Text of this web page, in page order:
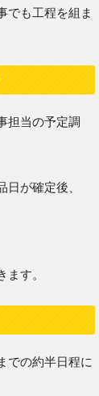
でも工程を組ま
担当の予定調
が確定後、
す。
での約半日程に